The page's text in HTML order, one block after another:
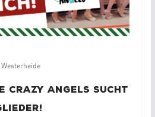
Crazy Angels sucht